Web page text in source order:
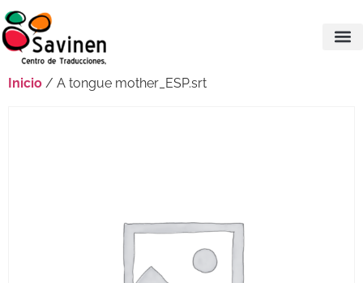
Inicio / A tongue mother_ESP.srt